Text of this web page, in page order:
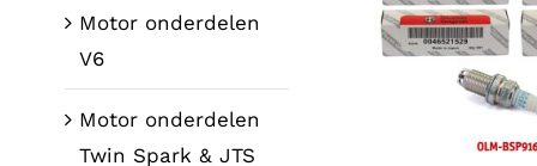
Motor onderdelen
V6
Motor onderdelen
Twin Spark & JTS